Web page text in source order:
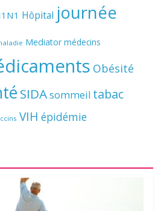
Hôpital journée
Mediator médecins
Obésité
SIDAsommeil tabac
VIH épidémie